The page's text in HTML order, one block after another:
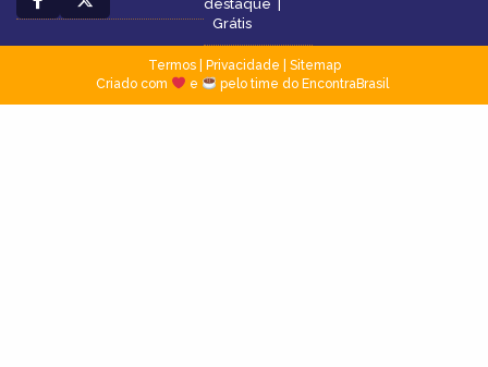
destaque |
Grátis
Termos| Privacidade
Sitemap
Criado com
e pelo time do EncontraBrasil